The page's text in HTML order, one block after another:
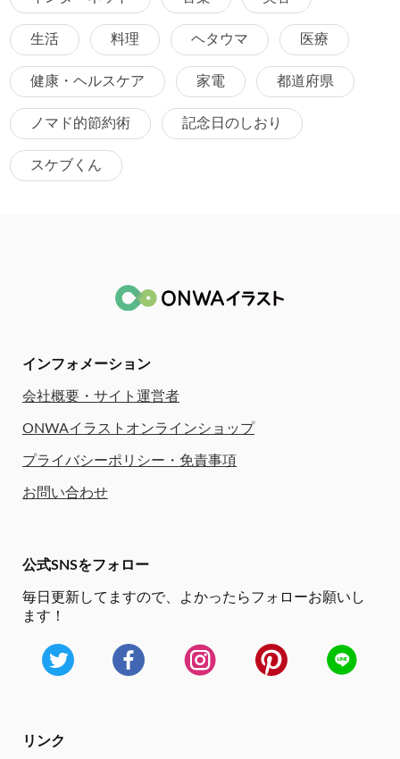
生活 料理 ヘタウマ 医療
健康・ヘルスケア 家電 都道府県
ノマド的節約術 記念日のしおり
スケブくん
インフォメーション
会社概要・サイト運営者
ONWAイラストオンラインショップ
プライバシーポリシー・免責事項
お問い合わせ
公式SNSをフォロー
毎日更新してますので、
よかったらフォローお願いし
ます！
リンク